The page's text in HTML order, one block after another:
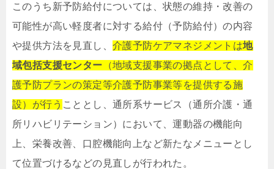
このうち新予防給付については、状態の維持・改善の
可能性が高い軽度者に対する給付（予防給付）の内容
や提供方法を見直し、 介護予防ケアマネジメントは地
域包括支援センター （地域支援事業の拠点として、介
護予防プランの策定等介護予防事業等を提供する施
設）が行う こととし、通所系サービス（通所介護・通
所リハビリテーション）において、運動器の機能向
上、栄養改善、口腔機能向上など新たなメニューとし
て位置づけるなどの見直しが行われた。